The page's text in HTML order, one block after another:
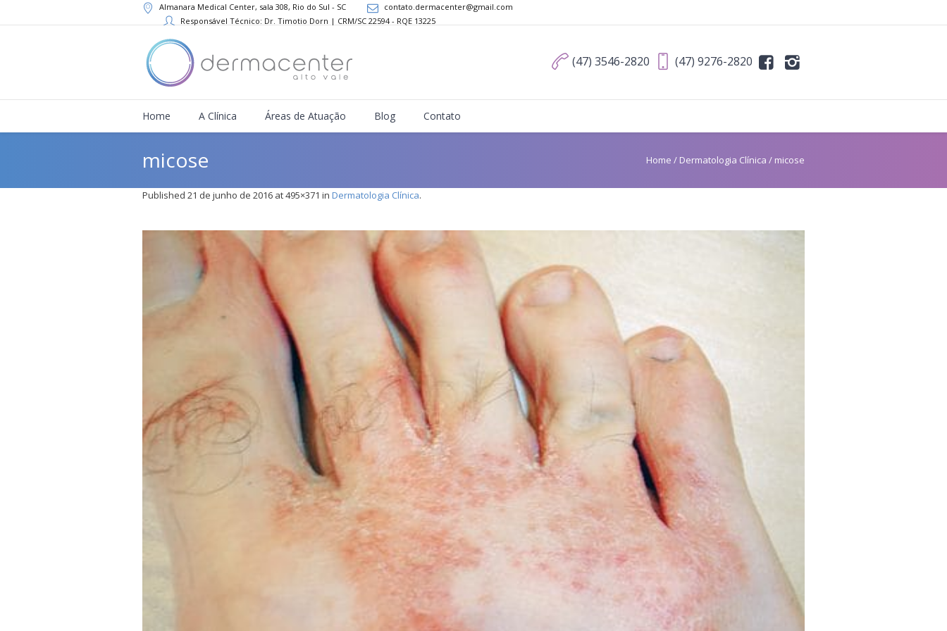
Almanara Medical Center, sala 308, Rio do Sul - SC
contato.dermacenter@gmail.com
Responsável Técnico: Dr. Timotio Dorn | CRM/SC 22594 - RQE 13225
(47) 3546-2820 (47) 9276-2820
Home A Clínica Áreas de Atuação Blog Contato
micose Home / Dermatologia Clínica / micose
Published 21 de junho de 2016 at 495×371 in Dermatologia Clínica.